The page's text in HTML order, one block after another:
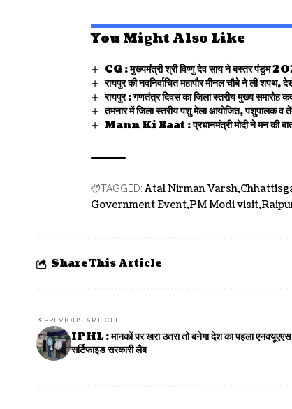
You Might Also Like
CG : मुख्यमंत्री श्री विष्णु देव साय ने बस्तर पंडुम
रायपुर की नवनिर्वाचित महापौर मीनल चौबे ने ली
रायपुर : गणतंत्र दिवस का जिला स्तरीय मुख्य समारोह
तमनार में जिला स्तरीय पशु मेला आयोजित, पशुपालक व
Mann Ki Baat : प्रधानमंत्री मोदी ने मन की बात में
TAGGED: Atal Nirman Varsh
Government Event PM Modi visit
Share This Article
PREVIOUS ARTICLE
IPHL : मानकों पर खरा उतरा तो बनेगा देश का पहला एनक्यूएएस
सर्टिफाइड सरकारी लैब